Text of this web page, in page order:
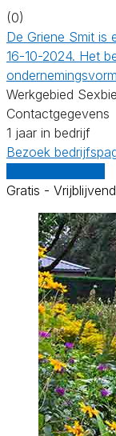
(0)
De Griene Smit is
16-10-2024. Het
Werkgebied
Contactgegevens
1 jaar in bedrijf
Bezoek
Gratis - Vrijblijvend